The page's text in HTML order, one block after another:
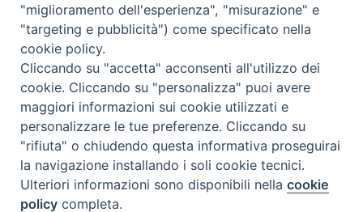
Seminario Vescovile di Treviso
p.tta Benedetto XI, 2
31100 Treviso
Tel. 0422 324835
segreteria@itigt.it
Orario di segreteria
lunedì 17.30-19.30
martedì 17.30-19.30
mercoledì 17.30-19.30
"miglioramento dell'esperienza", "misurazione" e
"targeting e pubblicità") come specificato nella
cookie policy.
Cliccando su "accetta" acconsenti all'utilizzo dei
cookie. Cliccando su "personalizza" puoi avere
maggiori informazioni sui cookie utilizzati e
personalizzare le tue preferenze. Cliccando su
"rifiuta" o chiudendo questa informativa proseguirai
la navigazione installando i soli cookie tecnici.
Ulteriori informazioni sono disponibili nellacookie
policy completa.